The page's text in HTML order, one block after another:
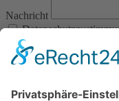
Nachricht
Abschicken